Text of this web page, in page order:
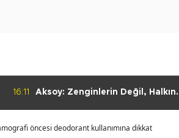
16:11
Aksoy: Zenginlerin Değil, Halkın
öncesi deodorant kullanımına dikkat